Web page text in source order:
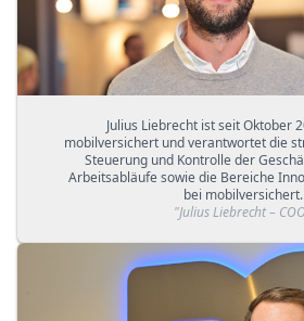
Julius Liebrecht ist seit Oktober
mobilversichert und verantwortet die
Steuerung und Kontrolle der
Arbeitsabläufe sowie die Bereiche
bei mobilversichert.
"Julius Liebrecht – COO